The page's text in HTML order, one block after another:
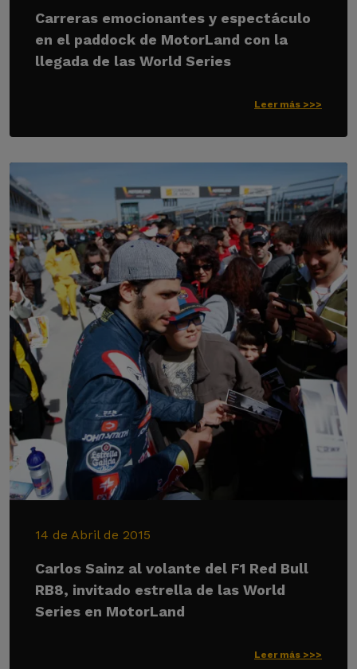
Carreras emocionantes y espectáculo
en el paddock de MotorLand con la
llegada de las World Series
Leer más >>>
14 de Abril de 2015
Carlos Sainz al volante del F1 Red Bull
RB8, invitado estrella de las World
Series en MotorLand
Leer más >>>